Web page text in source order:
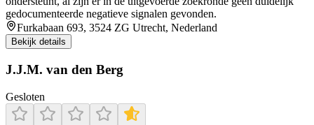
gedocumenteerde negatieve signalen gevonden.
Furkabaan 693, 3524 ZG Utrecht, Nederland
Bekijk details
J.J.M. van den Berg
Gesloten